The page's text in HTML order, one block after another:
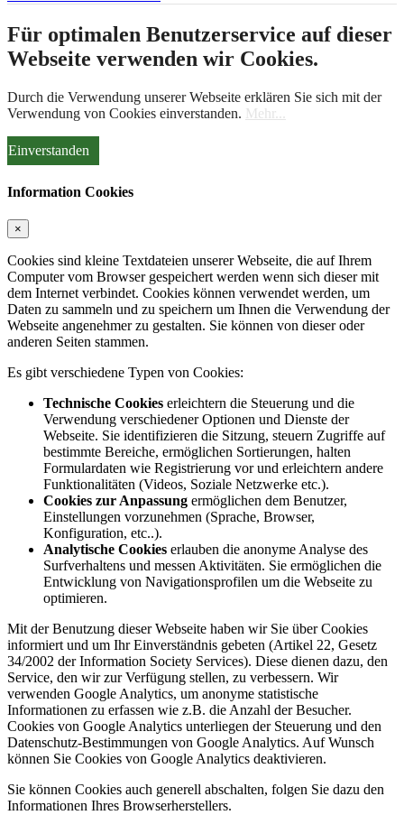
Für optimalen Benutzerservice auf dieser
Webseite verwenden wir Cookies.
Durch die Verwendung unserer Webseite erklären Sie sich mit der
Verwendung von Cookies einverstanden. Mehr...
Einverstanden
Information Cookies
×
Cookies sind kleine Textdateien unserer Webseite, die auf Ihrem
Computer vom Browser gespeichert werden wenn sich dieser mit
dem Internet verbindet. Cookies können verwendet werden, um
Daten zu sammeln und zu speichern um Ihnen die Verwendung der
Webseite angenehmer zu gestalten. Sie können von dieser oder
anderen Seiten stammen.
Es gibt verschiedene Typen von Cookies:
Technische Cookies erleichtern die Steuerung und die
Verwendung verschiedener Optionen und Dienste der
Webseite. Sie identifizieren die Sitzung, steuern Zugriffe auf
bestimmte Bereiche, ermöglichen Sortierungen, halten
Formulardaten wie Registrierung vor und erleichtern andere
Funktionalitäten (Videos, Soziale Netzwerke etc.).
Cookies zur Anpassung ermöglichen dem Benutzer,
Einstellungen vorzunehmen (Sprache, Browser,
Konfiguration, etc..).
Analytische Cookies erlauben die anonyme Analyse des
Surfverhaltens und messen Aktivitäten. Sie ermöglichen die
Entwicklung von Navigationsprofilen um die Webseite zu
optimieren.
Mit der Benutzung dieser Webseite haben wir Sie über Cookies
informiert und um Ihr Einverständnis gebeten (Artikel 22, Gesetz
34/2002 der Information Society Services). Diese dienen dazu, den
Service, den wir zur Verfügung stellen, zu verbessern. Wir
verwenden Google Analytics, um anonyme statistische
Informationen zu erfassen wie z.B. die Anzahl der Besucher.
Cookies von Google Analytics unterliegen der Steuerung und den
Datenschutz-Bestimmungen von Google Analytics. Auf Wunsch
können Sie Cookies von Google Analytics deaktivieren.
Sie können Cookies auch generell abschalten, folgen Sie dazu den
Informationen Ihres Browserherstellers.